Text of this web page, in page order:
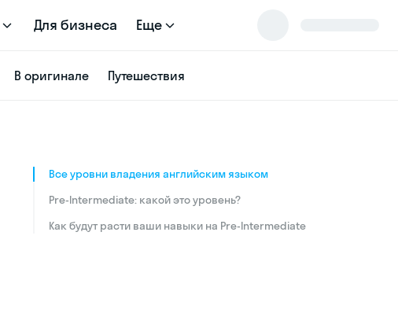
Для бизнеса Еще
В оригинале Путешествия
Все уровни владения английским языком
Pre-Intermediate: какой это уровень?
Как будут расти ваши навыки на Pre-Intermediate